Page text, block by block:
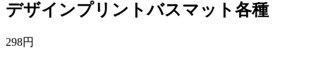
デザインプリントバスマット各種
298円